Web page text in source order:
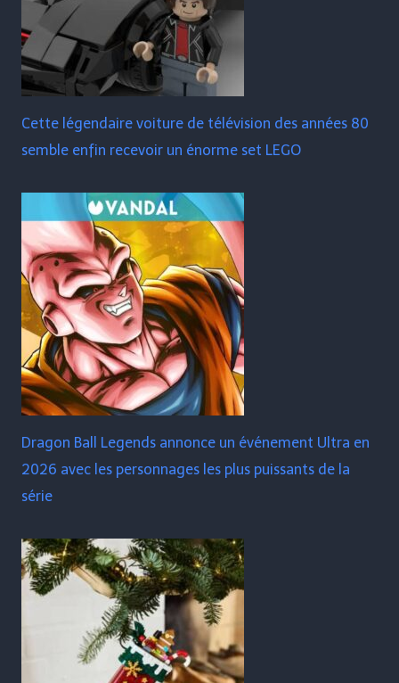
Cette légendaire voiture de télévision des années 80
semble enfin recevoir un énorme set LEGO
Dragon Ball Legends annonce un événement Ultra en
2026 avec les personnages les plus puissants de la
série